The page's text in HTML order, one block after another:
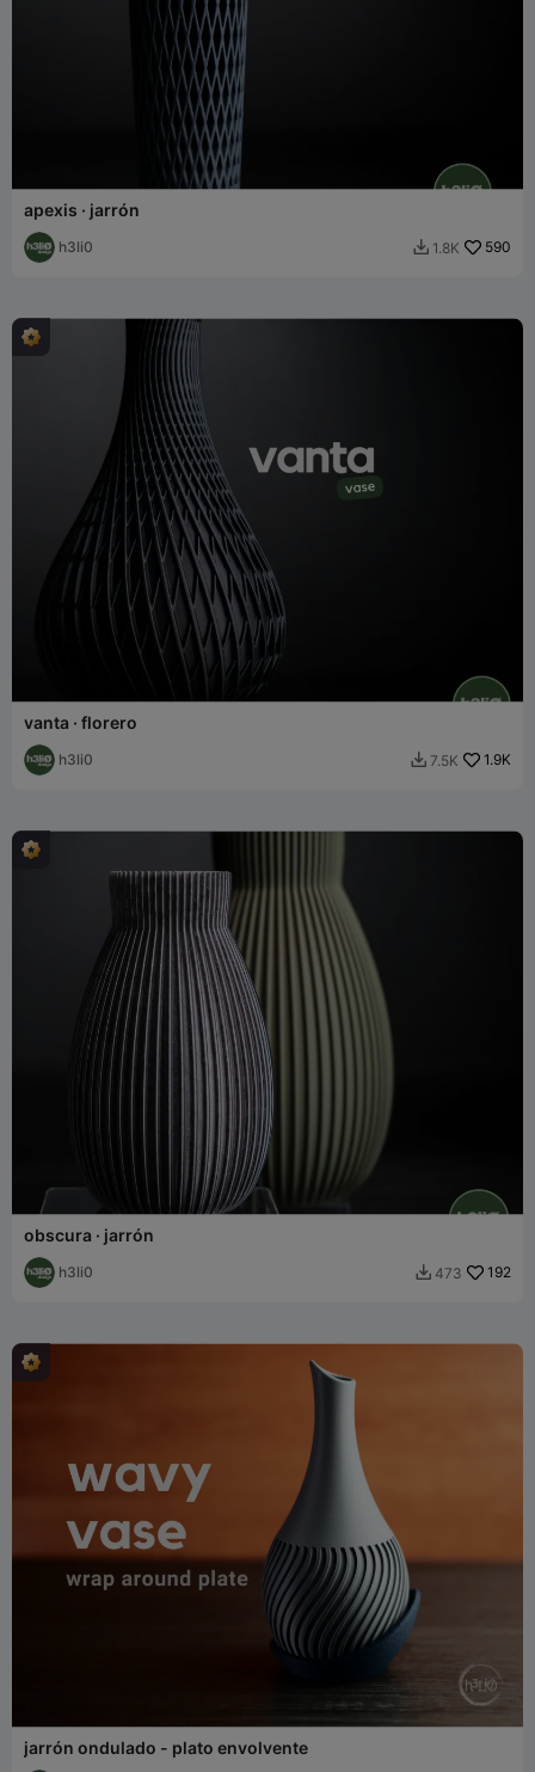
apexis · jarrón
h3li0  1.8K 590
vanta · florero
h3li0  7.5K 1.9K
obscura · jarrón
h3li0  473 192
jarrón ondulado - plato envolvente